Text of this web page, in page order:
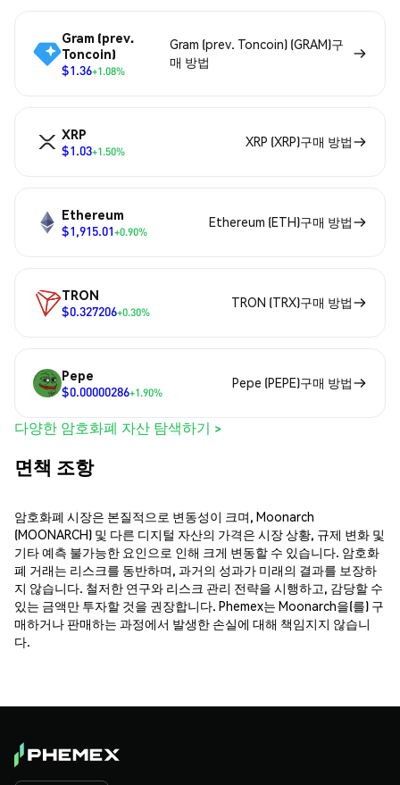
Gram (prev.
Toncoin)
$1.36+1.08%
Gram (prev. Toncoin) (GRAM)구
매 방법
XRP
$1.03+1.50%
XRP (XRP)구매 방법
Ethereum
$1,915.01+0.90%
Ethereum (ETH)구매 방법
TRON
$0.327206+0.30%
TRON (TRX)구매 방법
Pepe
$0.00000286+1.90%
Pepe (PEPE)구매 방법
다양한 암호화폐 자산 탐색하기 >
면책 조항
암호화폐 시장은 본질적으로 변동성이 크며, Moonarch
(MOONARCH) 및 다른 디지털 자산의 가격은 시장 상황, 규제 변화 및
기타 예측 불가능한 요인으로 인해 크게 변동할 수 있습니다. 암호화
폐 거래는 리스크를 동반하며, 과거의 성과가 미래의 결과를 보장하
지 않습니다. 철저한 연구와 리스크 관리 전략을 시행하고, 감당할 수
있는 금액만 투자할 것을 권장합니다. Phemex는 Moonarch을(를) 구
매하거나 판매하는 과정에서 발생한 손실에 대해 책임지지 않습니
다.